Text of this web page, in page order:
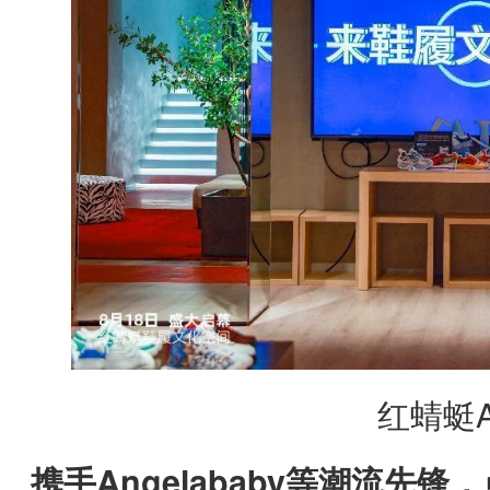
红蜻蜓
携手Angelababy等潮流先锋